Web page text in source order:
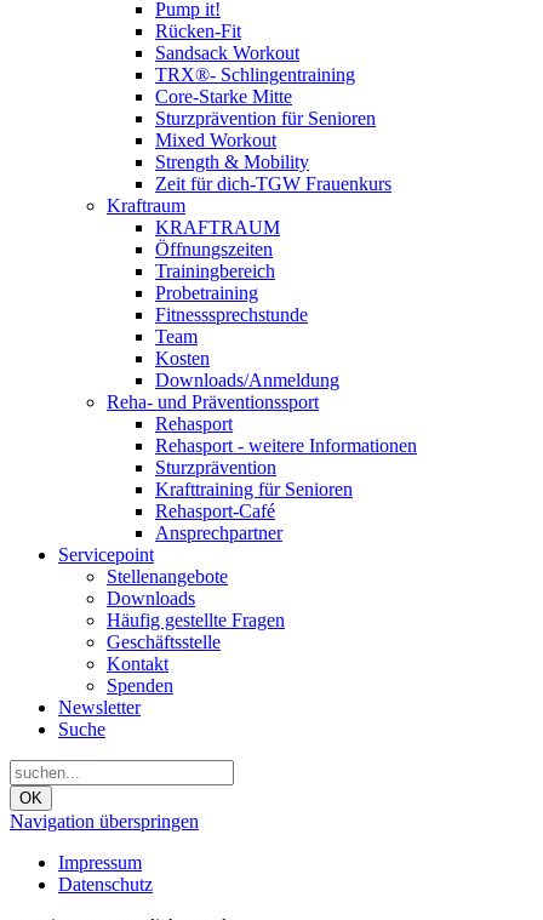
Pump it!
Rücken-Fit
Sandsack Workout
TRX®- Schlingentraining
Core-Starke Mitte
Sturzprävention für Senioren
Mixed Workout
Strength & Mobility
Zeit für dich-TGW Frauenkurs
Kraftraum
KRAFTRAUM
Öffnungszeiten
Trainingbereich
Probetraining
Fitnesssprechstunde
Team
Kosten
Downloads/Anmeldung
Reha- und Präventionssport
Rehasport
Rehasport - weitere Informationen
Sturzprävention
Krafttraining für Senioren
Rehasport-Café
Ansprechpartner
Servicepoint
Stellenangebote
Downloads
Häufig gestellte Fragen
Geschäftsstelle
Kontakt
Spenden
Newsletter
Suche
OK
Navigation überspringen
Impressum
Datenschutz